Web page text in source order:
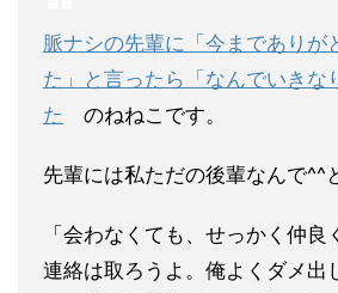
脈ナシの先輩に「今までありが
た」と言ったら「なんでいきな
た のねねこです。
先輩には私ただの後輩なんで^^
「会わなくても、せっかく仲良
連絡は取ろうよ。俺よくダメ出